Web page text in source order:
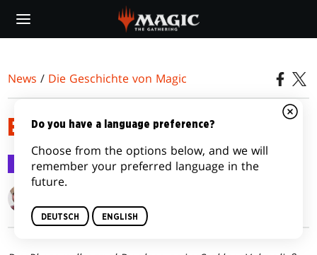
main
News / Die Geschichte von Magic
EIN TARKIR DER DRACHEN
Die Geschichte von Magic 26. Feb. 2015
Do you have a language preference?
Choose from the options below, and we will
remember your preferred language in the
future.
DEUTSCH ENGLISH